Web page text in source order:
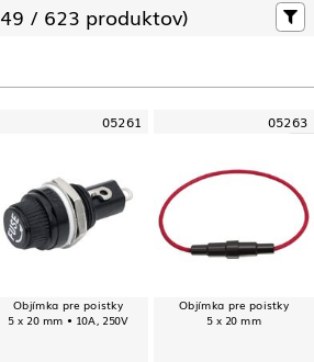
49 / 623 produktov)
05261
Objímka pre poistky
5 x 20 mm • 10A, 250V
05263
Objímka pre poistky
5 x 20 mm